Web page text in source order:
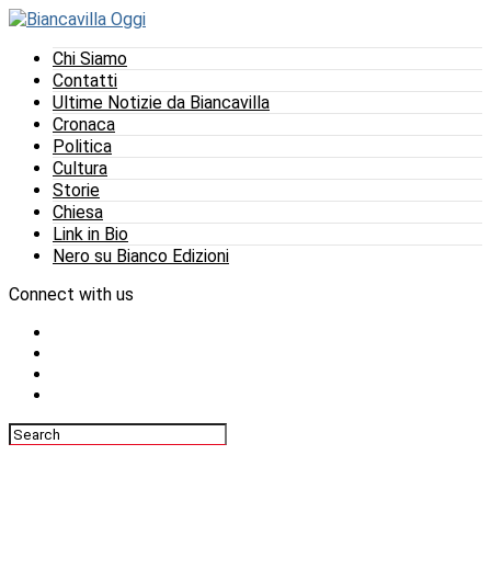
Chi Siamo
Contatti
Ultime Notizie da Biancavilla
Cronaca
Politica
Cultura
Storie
Chiesa
Link in Bio
Nero su Bianco Edizioni
Connect with us